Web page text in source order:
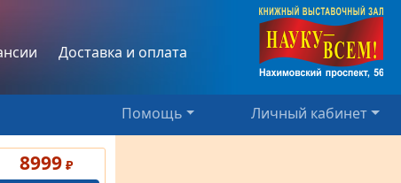
Доставка и оплата
Помощь Личный кабинет
8999₽